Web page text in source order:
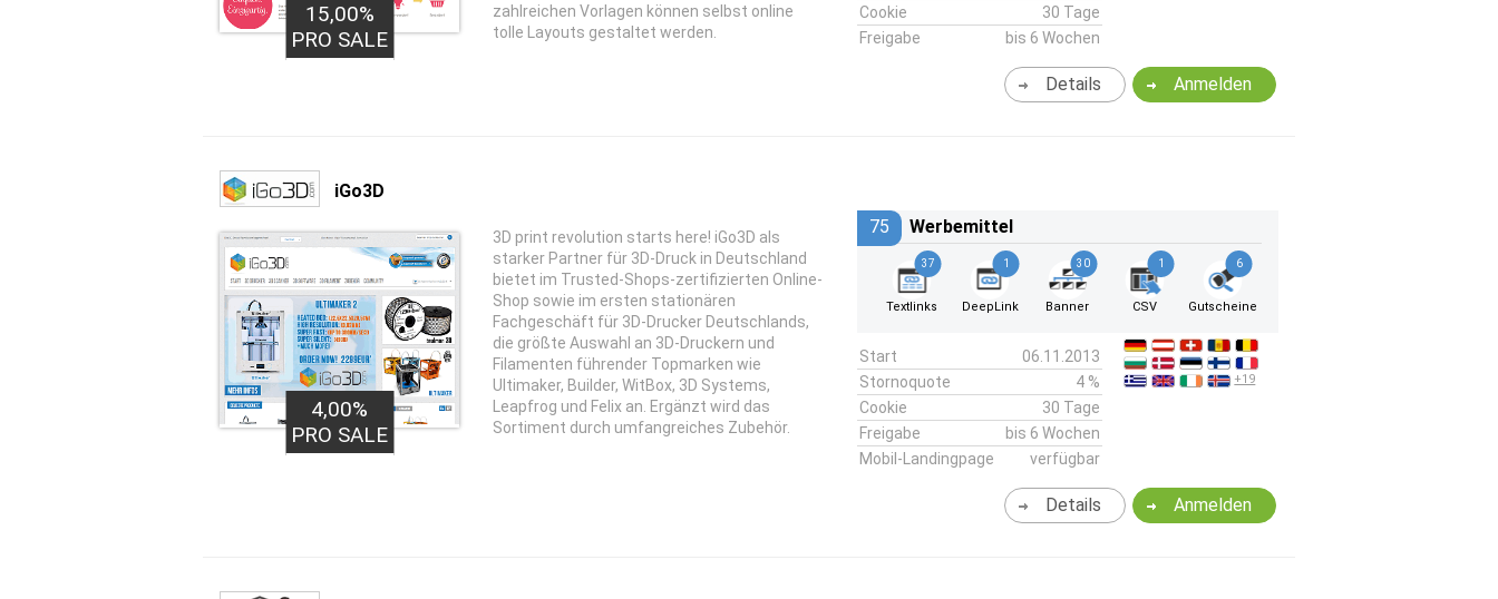
15,00%
PRO SALE
zahlreichen Vorlagen können selbst online
tolle Layouts gestaltet werden.
Cookie
30 Tage
Freigabe
bis 6 Wochen
Anmelden
Details
iGo3D
4,00%
PRO SALE
3D print revolution starts here! iGo3D als
starker Partner für 3D-Druck in Deutschland
bietet im Trusted-Shops-zertifizierten Online-
Shop sowie im ersten stationären
Fachgeschäft für 3D-Drucker Deutschlands,
die größte Auswahl an 3D-Druckern und
Filamenten führender Topmarken wie
Ultimaker, Builder, WitBox, 3D Systems,
Leapfrog und Felix an. Ergänzt wird das
Sortiment durch umfangreiches Zubehör.
75 Werbemittel
37
Textlinks
1
DeepLink
30
Banner
1
CSV
6
Gutscheine
Start
06.11.2013
Stornoquote
4 %
Cookie
30 Tage
Freigabe
bis 6 Wochen
Mobil-Landingpage
verfügbar
+19
Anmelden
Details